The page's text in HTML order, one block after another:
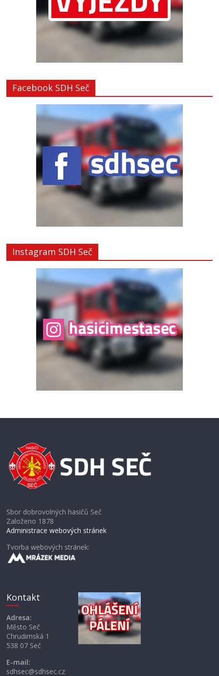
Facebook SDH Seč
Instagram SDH Seč
Sbor dobrovolných hasičů Seč
Založeno 1878
Administrace webových stránek
Tvorba webových stránek:
Kontakt
Adresa:
Město Seč
Chrudimská 1
538 07 Seč
E-mail:
sdhsec@sdhsec.cz